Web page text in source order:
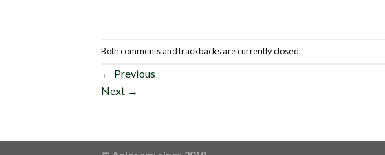
Both comments and trackbacks are currently closed.
← Previous
Next →